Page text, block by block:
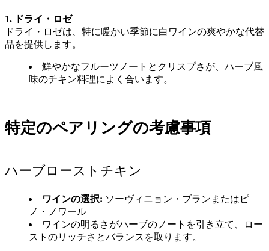
1. ドライ・ロゼ
ドライ・ロゼは、特に暖かい季節に白ワインの爽やかな代替
品を提供します。
鮮やかなフルーツノートとクリスプさが、ハーブ風
味のチキン料理によく合います。
特定のペアリングの考慮事項
ハーブローストチキン
ワインの選択: ソーヴィニョン・ブランまたはピ
ノ・ノワール
ワインの明るさがハーブのノートを引き立て、ロー
ストのリッチさとバランスを取ります。